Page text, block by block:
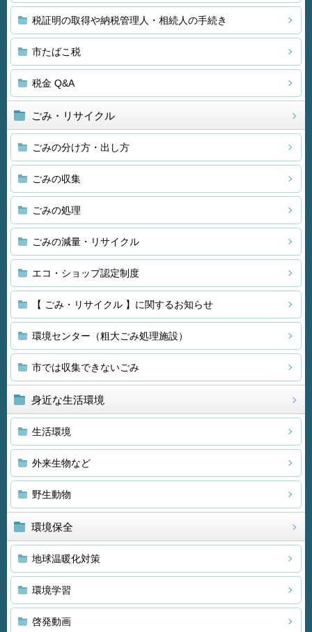
税証明の取得や納税管理人・相続人の手続き
市たばこ税
税金 Q&A
ごみ・リサイクル
ごみの分け方・出し方
ごみの収集
ごみの処理
ごみの減量・リサイクル
エコ・ショップ認定制度
【 ごみ・リサイクル 】に関するお知らせ
環境センター（粗大ごみ処理施設）
市では収集できないごみ
身近な生活環境
生活環境
外来生物など
野生動物
環境保全
地球温暖化対策
環境学習
啓発動画